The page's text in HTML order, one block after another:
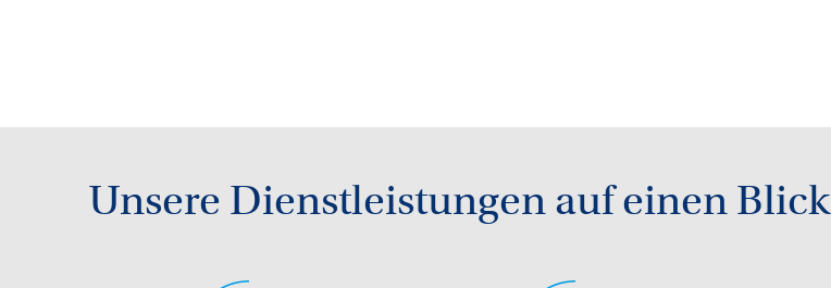
Unsere Dienstleistungen auf einen Blick